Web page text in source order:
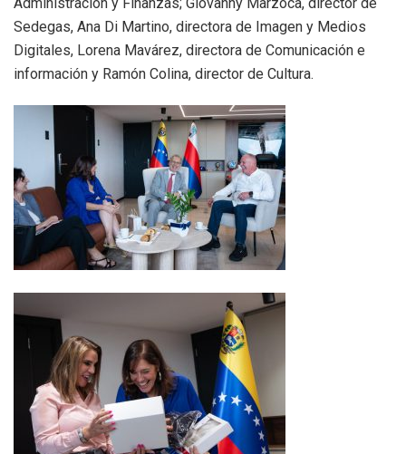
Sedegas, Ana Di Martino, directora de Imagen y Medios
Digitales, Lorena Mavárez, directora de Comunicación e
información y Ramón Colina, director de Cultura.